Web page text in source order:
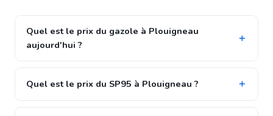
Quel est le prix du gazole à Plouigneau
aujourd'hui ?
Quel est le prix du SP95 à Plouigneau ?